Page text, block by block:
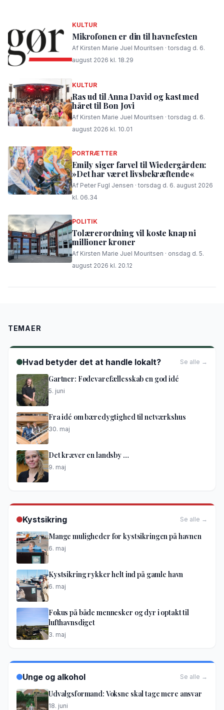
KULTUR
Mikrofonen er din til havnefesten
Af Kirsten Marie Juel Mouritsen · torsdag d. 6.
august 2026 kl. 18.29
KULTUR
Ras ud til Anna David og kast med
håret til Bon Jovi
Af Kirsten Marie Juel Mouritsen · torsdag d. 6.
august 2026 kl. 10.01
PORTRÆTTER
Emily siger farvel til Wiedergården:
»Det har været livsbekræftende«
Af Peter Fugl Jensen · torsdag d. 6. august 2026
kl. 06.34
POLITIK
Tolærerordning vil koste knap ni
millioner kroner
Af Kirsten Marie Juel Mouritsen · onsdag d. 5.
august 2026 kl. 20.12
TEMAER
Hvad betyder det at handle lokalt? Se alle →
Gartner: Fødevarefællesskab en god idé
5. juni
Fra idé om bæredygtighed til netværkshus
30. maj
Det kræver en landsby …
9. maj
Kystsikring Se alle →
Mange muligheder for kystsikringen på havnen
6. maj
Kystsikring rykker helt ind på gamle havn
6. maj
Fokus på både mennesker og dyr i optakt til
lufthavnsdiget
3. maj
Unge og alkohol Se alle →
Udvalgsformand: Voksne skal tage mere ansvar
18. juni